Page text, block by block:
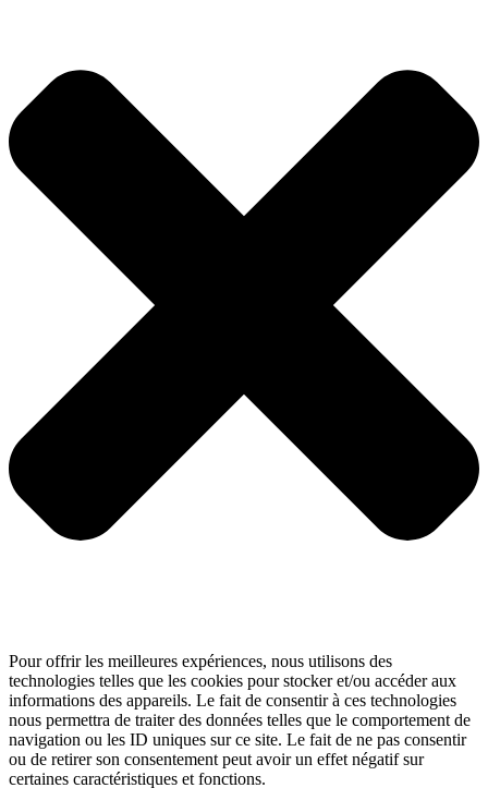
Pour offrir les meilleures expériences, nous utilisons des
technologies telles que les cookies pour stocker et/ou accéder aux
informations des appareils. Le fait de consentir à ces technologies
nous permettra de traiter des données telles que le comportement de
navigation ou les ID uniques sur ce site. Le fait de ne pas consentir
ou de retirer son consentement peut avoir un effet négatif sur
certaines caractéristiques et fonctions.